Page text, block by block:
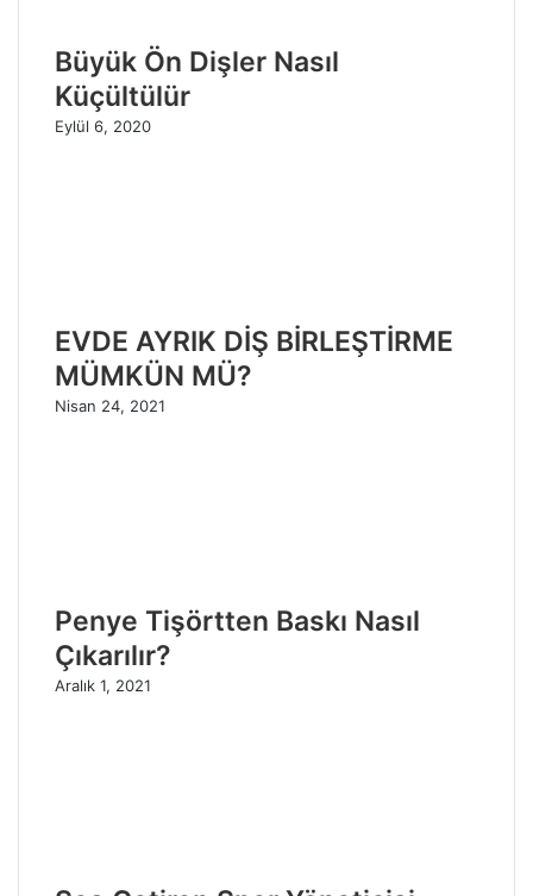
Büyük Ön Dişler Nasıl
Küçültülür
Eylül 6, 2020
EVDE AYRIK DİŞ BİRLEŞTİRME
MÜMKÜN MÜ?
Nisan 24, 2021
Penye Tişörtten Baskı Nasıl
Çıkarılır?
Aralık 1, 2021